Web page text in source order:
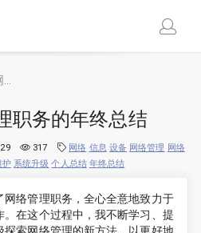
职务的年终总结
317 网络 信息 设备 网络管理 网络
护 系统升级 个人总结 年终总结
络管理职务，全心全意地致力于
在这个过程中，我不断学习、提